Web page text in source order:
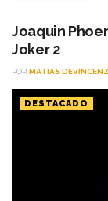
“Beau is Afraid”
Joaquin Phoenix
Joaquin
Joker 2
POR MATIAS
DESTACADO